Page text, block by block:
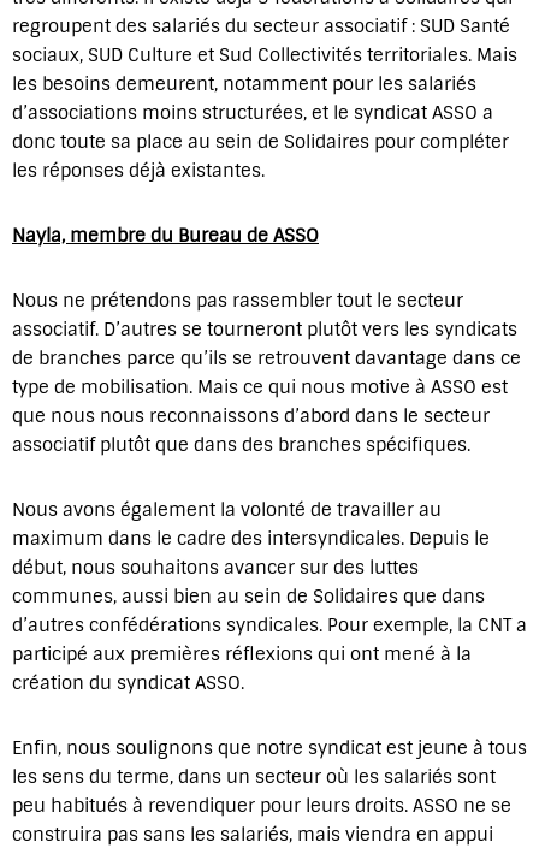
regroupent des salariés du secteur associatif : SUD Santé
sociaux, SUD Culture et Sud Collectivités territoriales. Mais
les besoins demeurent, notamment pour les salariés
d’associations moins structurées, et le syndicat ASSO a
donc toute sa place au sein de Solidaires pour compléter
les réponses déjà existantes.
Nayla, membre du Bureau de ASSO
Nous ne prétendons pas rassembler tout le secteur
associatif. D’autres se tourneront plutôt vers les syndicats
de branches parce qu’ils se retrouvent davantage dans ce
type de mobilisation. Mais ce qui nous motive à ASSO est
que nous nous reconnaissons d’abord dans le secteur
associatif plutôt que dans des branches spécifiques.
Nous avons également la volonté de travailler au
maximum dans le cadre des intersyndicales. Depuis le
début, nous souhaitons avancer sur des luttes
communes, aussi bien au sein de Solidaires que dans
d’autres confédérations syndicales. Pour exemple, la CNT a
participé aux premières réflexions qui ont mené à la
création du syndicat ASSO.
Enfin, nous soulignons que notre syndicat est jeune à tous
les sens du terme, dans un secteur où les salariés sont
peu habitués à revendiquer pour leurs droits. ASSO ne se
construira pas sans les salariés, mais viendra en appui